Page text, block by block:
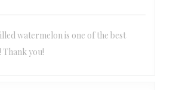
watermelon is one of the best
Thank you!